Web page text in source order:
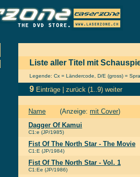
Liste aller Titel mit
Legende: Cx = Ländercode, D/E (gross) =
9 Einträge | zurück (1..9) weiter
Name (Anzeige: mit Cover)
Dagger Of Kamui
C1:e (JP/1985)
Fist Of The North Star - The Movie
C1:E (JP/1984)
Fist Of The North Star - Vol. 1
C1:Ee (JP/1986)